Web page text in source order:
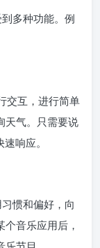
多种功能。例
交互，进行简单
天气。只需要说
响应。
惯和偏好，向
音乐应用后，